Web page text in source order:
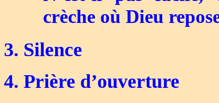
crèche où Dieu
3. Silence
4. Prière d’ouverture